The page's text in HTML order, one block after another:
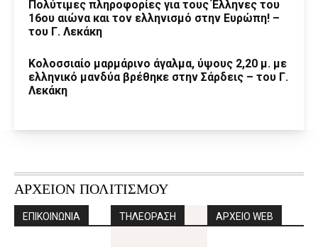
Πολύτιμες πληροφορίες για τους Έλληνες του
16ου αιώνα και τον ελληνισμό στην Ευρώπη! –
του Γ. Λεκάκη
Κολοσσιαίο μαρμάρινο άγαλμα, ύψους 2,20 μ. με
ελληνικό μανδύα βρέθηκε στην Σάρδεις – του Γ.
Λεκάκη
ΑΡΧΕΙΟΝ ΠΟΛΙΤΙΣΜΟΥ
ΕΠΙΚΟΙΝΩΝΙΑ ΤΗΛΕΟΡΑΣΗ ΑΡΧΕΙΟ WEB